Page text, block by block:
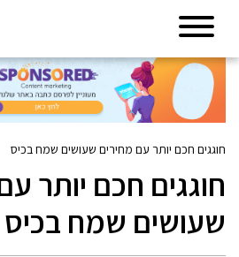
חוגגים חכם יותר עם מחירים שעושים שמח בכיס
חוגגים חכם יותר
שעושים שמח בכיס